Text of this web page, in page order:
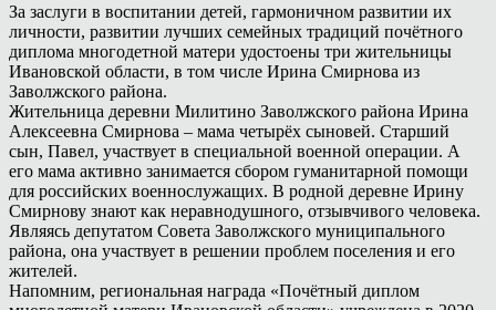
За заслуги в воспитании детей, гармоничном развитии их
личности, развитии лучших семейных традиций почётного
диплома многодетной матери удостоены три жительницы
Ивановской области, в том числе Ирина Смирнова из
Заволжского района.
Жительница деревни Милитино Заволжского района Ирина
Алексеевна Смирнова – мама четырёх сыновей. Старший
сын, Павел, участвует в специальной военной операции. А
его мама активно занимается сбором гуманитарной помощи
для российских военнослужащих. В родной деревне Ирину
Смирнову знают как неравнодушного, отзывчивого человека.
Являясь депутатом Совета Заволжского муниципального
района, она участвует в решении проблем поселения и его
жителей.
Напомним, региональная награда «Почётный диплом